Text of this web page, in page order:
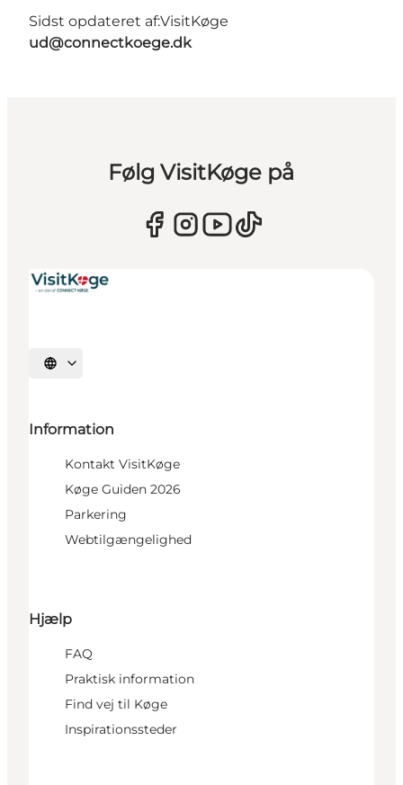
Sidst opdateret af:VisitKøge
ud@connectkoege.dk
Følg VisitKøge på
Vælg sprog
Information
Kontakt VisitKøge
Køge Guiden 2026
Parkering
Webtilgængelighed
Hjælp
FAQ
Praktisk information
Find vej til Køge
Inspirationssteder